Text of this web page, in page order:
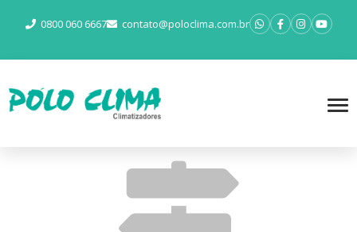
0800 060 6667 contato@poloclima.com.br